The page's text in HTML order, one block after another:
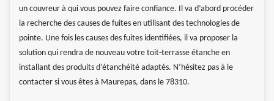
un couvreur à qui vous pouvez faire confiance. Il va d’abord procéder
la recherche des causes de fuites en utilisant des technologies de
pointe. Une fois les causes des fuites identifiées, il va proposer la
solution qui rendra de nouveau votre toit-terrasse étanche en
installant des produits d’étanchéité adaptés. N’hésitez pas à le
contacter si vous êtes à Maurepas, dans le 78310.